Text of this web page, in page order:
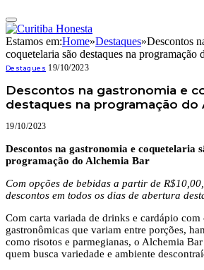
Estamos em:Home»Destaques»Descontos
coquetelaria são destaques na programação
Destaques 19/10/2023
Descontos na gastronomia e
destaques na programação do
19/10/2023
Descontos na gastronomia e coquetelaria
programação do Alchemia Bar
Com opções de bebidas a partir de
descontos em todos os dias de abertura
Com carta variada de drinks e cardápio com
gastronômicas que variam entre porções,
como risotos e parmegianas, o Alchemia
quem busca variedade e ambiente